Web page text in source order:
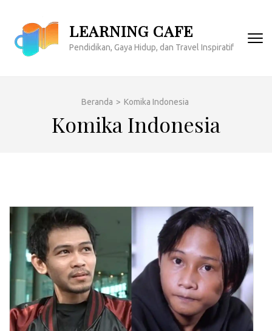
konten
(Tekan
LEARNING CAFE
Pendidikan, Gaya Hidup, dan Travel Inspiratif
Beranda > Komika Indonesia
Komika Indonesia